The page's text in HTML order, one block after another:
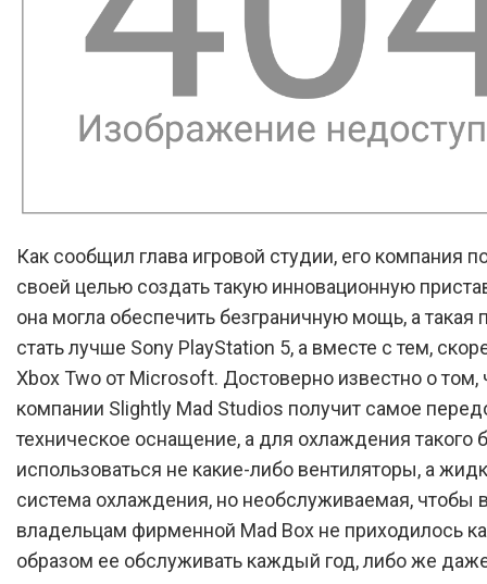
Как сообщил глава игровой студии, его компания
своей целью создать такую инновационную
она могла обеспечить безграничную мощь, а такая
стать лучше Sony PlayStation 5, а вместе с тем,
Xbox Two от Microsoft. Достоверно известно о том,
компании Slightly Mad Studios получит самое
техническое оснащение, а для охлаждения такого
использоваться не какие-либо вентиляторы, а
система охлаждения, но необслуживаемая, чтобы
владельцам фирменной Mad Box не приходилось
образом ее обслуживать каждый год, либо же